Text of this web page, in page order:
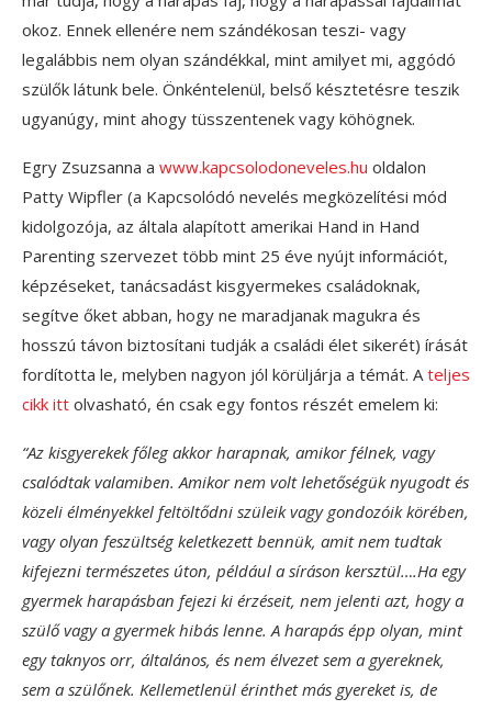
okoz. Ennek ellenére nem szándékosan teszi- vagy
legalábbis nem olyan szándékkal, mint amilyet mi, aggódó
szülők látunk bele. Önkéntelenül, belső késztetésre teszik
ugyanúgy, mint ahogy tüsszentenek vagy köhögnek.
Egry Zsuzsanna a www.kapcsolodoneveles.hu oldalon
Patty Wipfler (a Kapcsolódó nevelés megközelítési mód
kidolgozója, az általa alapított amerikai Hand in Hand
Parenting szervezet több mint 25 éve nyújt információt,
képzéseket, tanácsadást kisgyermekes családoknak,
segítve őket abban, hogy ne maradjanak magukra és
hosszú távon biztosítani tudják a családi élet sikerét) írását
fordította le, melyben nagyon jól körüljárja a témát. Ateljes
cikk itt olvasható, én csak egy fontos részét emelem ki:
“Az kisgyerekek főleg akkor harapnak, amikor félnek, vagy
csalódtak valamiben. Amikor nem volt lehetőségük nyugodt és
közeli élményekkel feltöltődni szüleik vagy gondozóik körében,
vagy olyan feszültség keletkezett bennük, amit nem tudtak
kifejezni természetes úton, például a síráson kersztül….Ha egy
gyermek harapásban fejezi ki érzéseit, nem jelenti azt, hogy a
szülő vagy a gyermek hibás lenne. A harapás épp olyan, mint
egy taknyos orr, általános, és nem élvezet sem a gyereknek,
sem a szülőnek. Kellemetlenül érinthet más gyereket is, de